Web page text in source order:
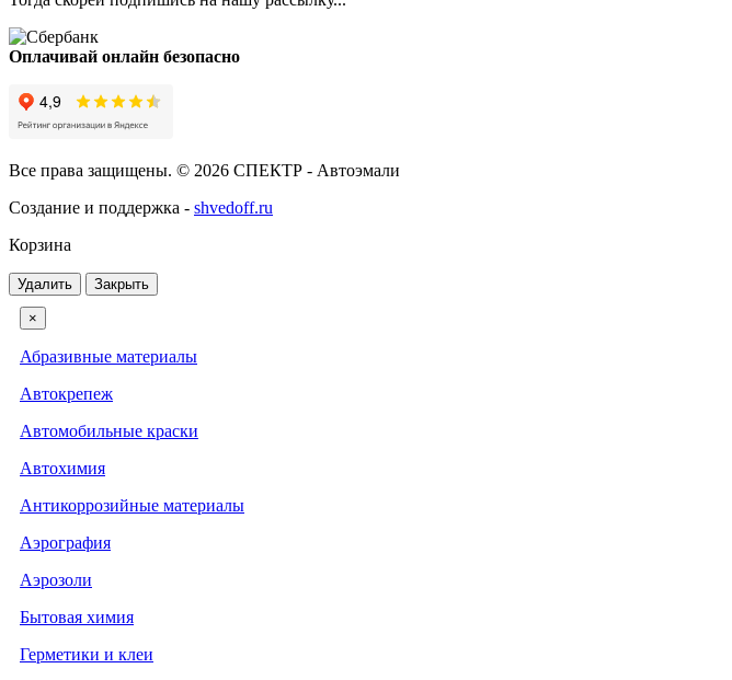
Оплачивай онлайн безопасно
Все права защищены. © 2026 СПЕКТР - Автоэмали
Создание и поддержка - shvedoff.ru
Корзина
Удалить Закрыть
×
Абразивные материалы
Автокрепеж
Автомобильные краски
Автохимия
Антикоррозийные материалы
Аэрография
Аэрозоли
Бытовая химия
Герметики и клеи